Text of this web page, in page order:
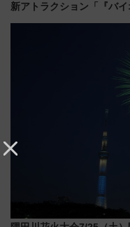
新アトラクション「『バイ